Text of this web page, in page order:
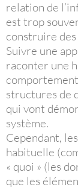
relation de
est trop
construire
Suivre une
raconter une
structures de
qui vont
système.
Cependant,
habituelle
« quoi » (les
que les